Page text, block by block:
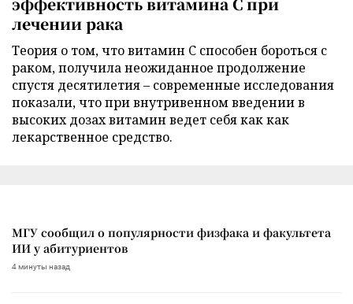
лечении рака
Теория о том, что витамин C способен бороться с
раком, получила неожиданное продолжение
спустя десятилетия – современные исследования
показали, что при внутривенном введении в
высоких дозах витамин ведет себя как как
лекарственное средство.
МГУ сообщил о популярности физфака и факультета
ИИ у абитуриентов
4 минуты назад